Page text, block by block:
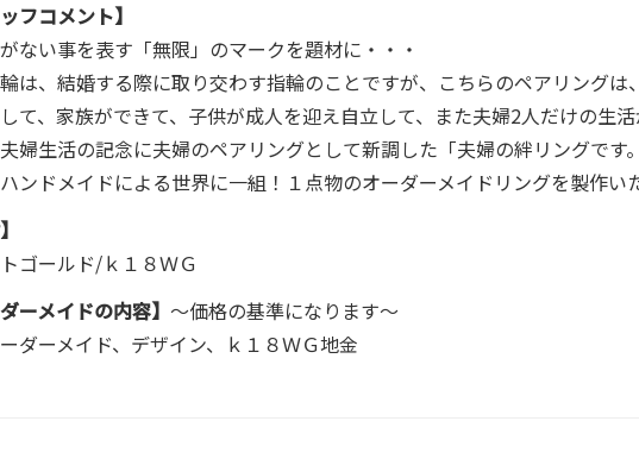
フコメント】
ない事を表す「無限」のマークを題材に・・・
は、結婚する際に取り交わす指輪のことですが、こちらのペアリングは、
て、家族ができて、子供が成人を迎え自立して、また夫婦2人だけの生活
婦生活の記念に夫婦のペアリングとして新調した「夫婦の絆リングです。
ンドメイドによる世界に一組！１点物のオーダーメイドリングを製作い
ゴールド/ｋ１８ＷＧ
ダーメイドの内容】 ～価格の基準になります～
ダーメイド、デザイン、ｋ１８ＷＧ地金